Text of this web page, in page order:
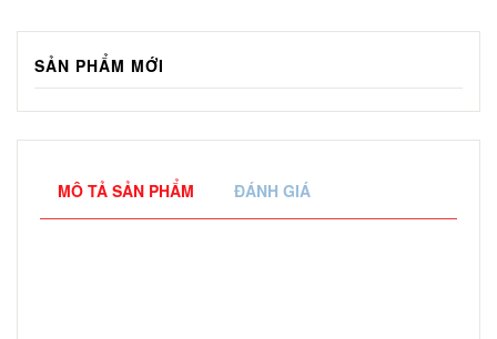
SẢN PHẨM MỚI
MÔ TẢ SẢN PHẨM ĐÁNH GIÁ